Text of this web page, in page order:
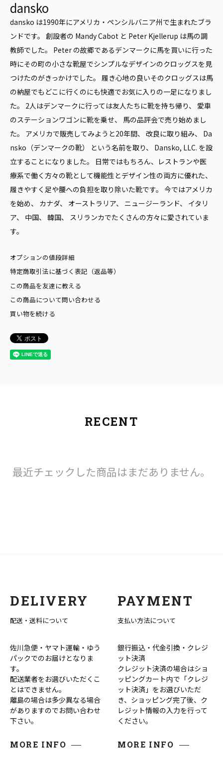
dansko
dansko は1990年にアメリカ・ペンシルバニア州で生まれたブラ
ンドです。 創設者の Mandy Cabot と Peter Kjellerup は馬の調
教師でした。 Peter の故郷であるデンマークに馬を買いに行った
時にその町の小さな靴屋でシンプルなデザインのクロッグスを見
つけたのがきっかけでした。 履き心地の良いそのクロッグスは馬
の納屋でもどこに行くのにも快適でお気に入りの一足になりまし
た。 2人はデンマークに行っては友人たちに靴を持ち帰り、 愛車
のステーションワゴンに靴を乗せ、 馬の品評会で売り始めまし
た。 アメリカで販売してみようと20年間、 改良に取り組み、 Da
nsko（デンマークの靴） という名前を取り、 Dansko, LLC. を設
立することになりました。 日常ではもちろん、レストランや医
療系で働く方々の靴として機能性とデザイン性の両方に優れた、
履きやすく足や腰への負担を取り除いた靴です。 今ではアメリカ
を始め、 カナダ、 オーストラリア、 ニュージーランド、 イタリ
ア、 中国、 韓国、 スリランカでたくさんの方々に愛されていま
す。
オプションの値段詳細
特定商取引法に基づく表記（返品等）
この商品を友達に教える
この商品について問い合わせる
買い物を続ける
RECENT
最近チェックした商品はまだありません。
DELIVERY
配送・送料について
佐川急便・ヤマト運輸・ゆう
パックでのお届けとなりま
す。
配送業者をお選びいただくこ
とはできません。
離島の場合は多少異なる場合
がありますのでお問い合わせ
下さい。
MORE INFO
PAYMENT
支払い方法について
銀行振込・代金引換・クレジ
ット決済
クレジット決済の場合はショ
ッピングカート内で「クレジ
ット決済」をお選びいただ
き、ショッピング完了後、ク
レジット情報の入力を行って
ください。
MORE INFO